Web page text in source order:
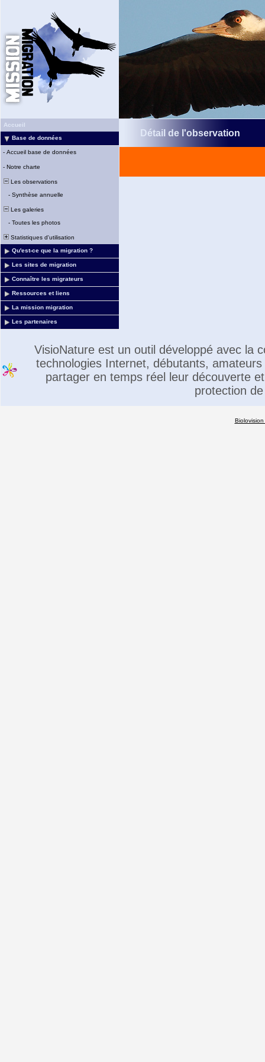
Accueil
Base de données
- Accueil base de données
- Notre charte
Les observations
- Synthèse annuelle
Les galeries
- Toutes les photos
Statistiques d'utilisation
Qu'est-ce que la migration ?
Les sites de migration
Connaître les migrateurs
Ressources et liens
La mission migration
Les partenaires
Détail de l'observation
VisioNature est un outil développé avec la
technologies Internet, débutants,
partager en temps réel leur découverte
protection
Biolovision